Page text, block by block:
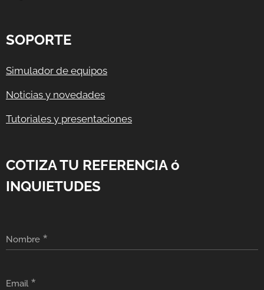
SOPORTE
Simulador de equipos
Noticias y novedades
Tutoriales y presentaciones
COTIZA TU REFERENCIA ó
INQUIETUDES
Nombre
Email